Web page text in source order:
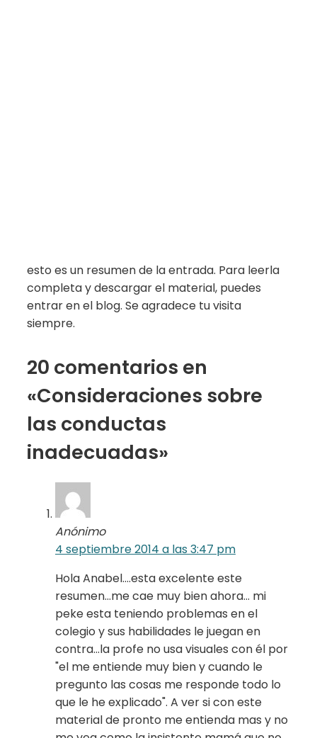
esto es un resumen de la entrada. Para leerla
completa y descargar el material, puedes
entrar en el blog. Se agradece tu visita
siempre.
20 comentarios en
«Consideraciones sobre
las conductas
inadecuadas»
Anónimo
4 septiembre 2014 a las 3:47 pm
Hola Anabel….esta excelente este
resumen…me cae muy bien ahora… mi
peke esta teniendo problemas en el
colegio y sus habilidades le juegan en
contra…la profe no usa visuales con él por
"el me entiende muy bien y cuando le
pregunto las cosas me responde todo lo
que le he explicado". A ver si con este
material de pronto me entienda mas y no